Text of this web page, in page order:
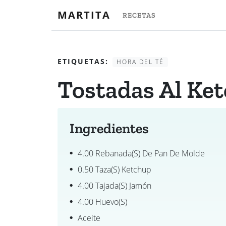
MARTITA RECETAS
ETIQUETAS: HORA DEL TÉ
Tostadas Al
Ingredientes
4.00 Rebanada(s) De Pan De Molde
0.50 Taza(s) Ketchup
4.00 Tajada(s) Jamón
4.00 Huevo(s)
Aceite